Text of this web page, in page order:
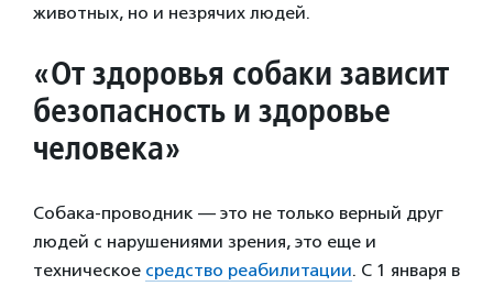
животных, но и незрячих людей.
«От здоровья собаки зависит
безопасность и здоровье
человека»
Собака-проводник — это не только верный друг
людей с нарушениями зрения, это еще и
техническое средство реабилитации. С 1 января в